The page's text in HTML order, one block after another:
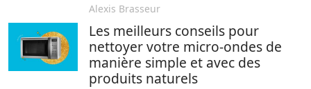
Alexis Brasseur
Les meilleurs conseils pour
nettoyer votre micro-ondes de
manière simple et avec des
produits naturels